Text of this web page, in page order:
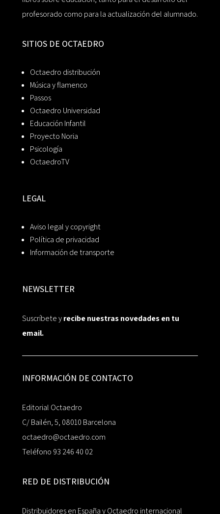
profesorado como para la actualización del alumnado.
SITIOS DE OCTAEDRO
Octaedro distribución
Música y flamenco
Passos
Octaedro Universidad
Educación Infantil
Proyecto Noria
Psicología
OctaedroTV
LEGAL
Aviso legal y copyright
Política de privacidad
Información de transporte
NEWSLETTER
Suscríbete yrecibe nuestras novedades en tu
email.
INFORMACIÓN DE CONTACTO
Editorial Octaedro
C/ Bailén, 5, 08010 Barcelona
octaedro@octaedro.com
Teléfono 93 246 40 02
RED DE DISTRIBUCIÓN
Distribuidores en España y Octaedro internacional